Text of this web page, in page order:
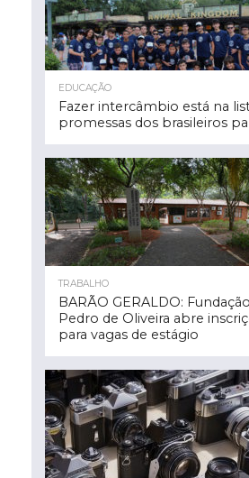
EDUCAÇÃO
Fazer intercâmbio está na
promessas dos brasileiros
TRABALHO
BARÃO GERALDO:
Pedro de Oliveira abre
para vagas de estágio